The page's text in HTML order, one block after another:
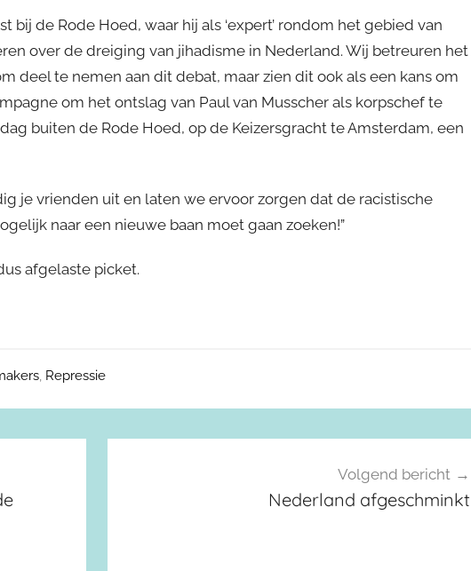
bij de Rode Hoed, waar hij als ‘expert’ rondom het gebied van
over de dreiging van jihadisme in Nederland. Wij betreuren het
deel te nemen aan dit debat, maar zien dit ook als een kans om
om het ontslag van Paul van Musscher als korpschef te
buiten de Rode Hoed, op de Keizersgracht te Amsterdam, een
je vrienden uit en laten we ervoor zorgen dat de racistische
naar een nieuwe baan moet gaan zoeken!”
afgelaste picket.
, Repressie
Volgend bericht
Nederland afgeschminkt